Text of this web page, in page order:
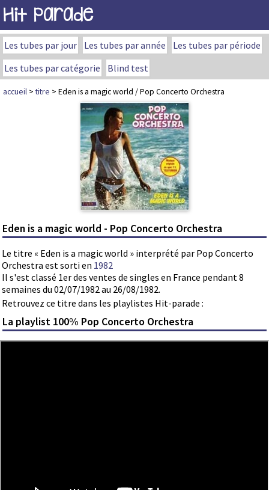
Hit Parade
Les tubes par jour Les tubes par année
Les tubes par période
Les tubes par catégorie
Blind test
accueil >titre > Eden is a magic world / Pop Concerto Orchestra
Eden is a magic world - Pop Concerto Orchestra
Le titre « Eden is a magic world » interprété par Pop Concerto
Orchestra est sorti en 1982
Il s'est classé 1er des ventes de singles en France pendant 8
semaines du 02/07/1982 au 26/08/1982.
Retrouvez ce titre dans les playlistes Hit-parade :
La playlist 100% Pop Concerto Orchestra